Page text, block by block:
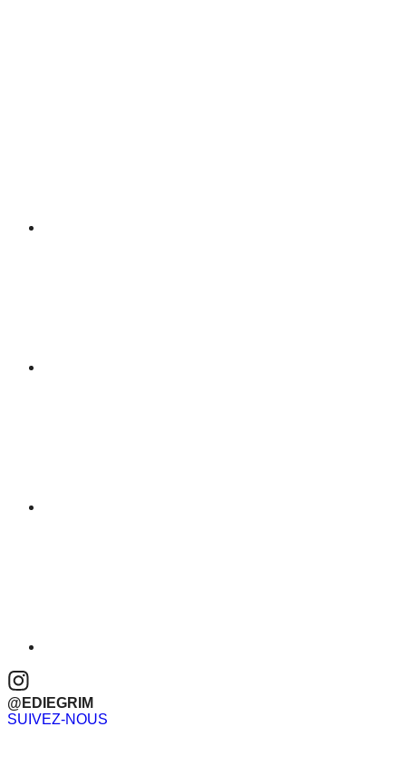
@EDIEGRIM
SUIVEZ-NOUS